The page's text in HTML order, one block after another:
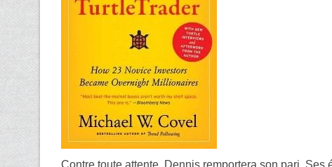
Contre toute attente, Dennis remportera son pari. Ses